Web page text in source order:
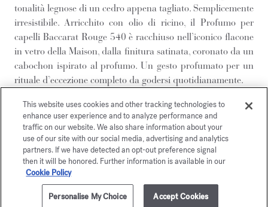
AGGIUNGI AL CARRELLO € 285,00
tonalità legnose di un cedro appena tagliato. Semplicemente
irresistibile. Arricchito con olio di ricino, il Profumo per
capelli Baccarat Rouge 540 è racchiuso nell’iconico flacone
in vetro della Maison, dalla finitura satinata, coronato da un
cabochon ispirato al profumo. Un gesto profumato per un
rituale d’eccezione completo da godersi quotidianamente.
scia della fragranza, completare il rituale profumato con gli
altri gesti Baccarat Rouge 540:
il gel schiuma per le mani e per il corpo,
l’olio per capellieil sapone solido.
SCOPRI
This website uses cookies and other tracking technologies to
enhance user experience and to analyze performance and
traffic on our website. We also share information about your
use of our site with our social media, advertising and analytics
partners. If we have detected an opt-out preference signal
then it will be honored. Further information is available in our
Cookie Policy
Personalise My Choice Accept Cookies